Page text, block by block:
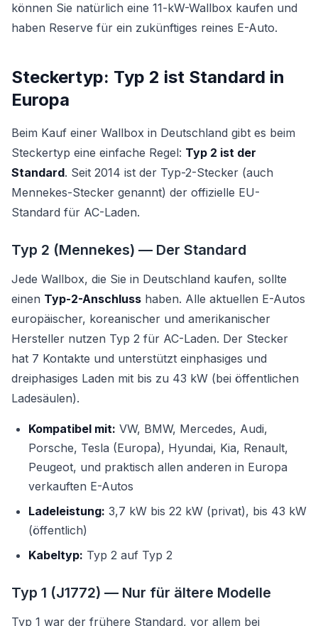
können Sie natürlich eine 11-kW-Wallbox kaufen und
haben Reserve für ein zukünftiges reines E-Auto.
Steckertyp: Typ 2 ist Standard in
Europa
Beim Kauf einer Wallbox in Deutschland gibt es beim
Steckertyp eine einfache Regel: Typ 2 ist der
Standard. Seit 2014 ist der Typ-2-Stecker (auch
Mennekes-Stecker genannt) der offizielle EU-
Standard für AC-Laden.
Typ 2 (Mennekes) — Der Standard
Jede Wallbox, die Sie in Deutschland kaufen, sollte
einen Typ-2-Anschluss haben. Alle aktuellen E-Autos
europäischer, koreanischer und amerikanischer
Hersteller nutzen Typ 2 für AC-Laden. Der Stecker
hat 7 Kontakte und unterstützt einphasiges und
dreiphasiges Laden mit bis zu 43 kW (bei öffentlichen
Ladesäulen).
Kompatibel mit: VW, BMW, Mercedes, Audi,
Porsche, Tesla (Europa), Hyundai, Kia, Renault,
Peugeot, und praktisch allen anderen in Europa
verkauften E-Autos
Ladeleistung: 3,7 kW bis 22 kW (privat), bis 43 kW
(öffentlich)
Kabeltyp: Typ 2 auf Typ 2
Typ 1 (J1772) — Nur für ältere Modelle
Typ 1 war der frühere Standard, vor allem bei